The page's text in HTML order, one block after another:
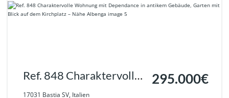
Ref. 848 Charaktervolle
Wohnung mit
17031 Bastia SV, Italien
295.000€